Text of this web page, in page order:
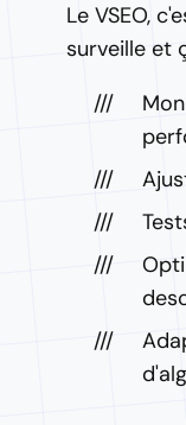
Le VSEO,
surveille et